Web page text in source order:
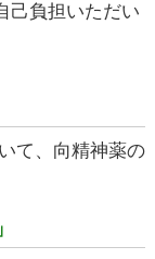
己負担いただい
て、向精神薬の